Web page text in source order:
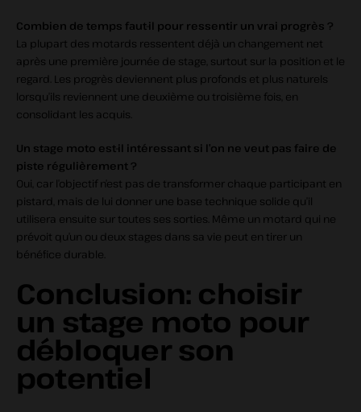
Combien de temps faut‑il pour ressentir un vrai progrès ?
La plupart des motards ressentent déjà un changement net
après une première journée de stage, surtout sur la position et le
regard. Les progrès deviennent plus profonds et plus naturels
lorsqu’ils reviennent une deuxième ou troisième fois, en
consolidant les acquis.
Un stage moto est‑il intéressant si l’on ne veut pas faire de
piste régulièrement ?
Oui, car l’objectif n’est pas de transformer chaque participant en
pistard, mais de lui donner une base technique solide qu’il
utilisera ensuite sur toutes ses sorties. Même un motard qui ne
prévoit qu’un ou deux stages dans sa vie peut en tirer un
bénéfice durable.
Conclusion: choisir
un stage moto pour
débloquer son
potentiel